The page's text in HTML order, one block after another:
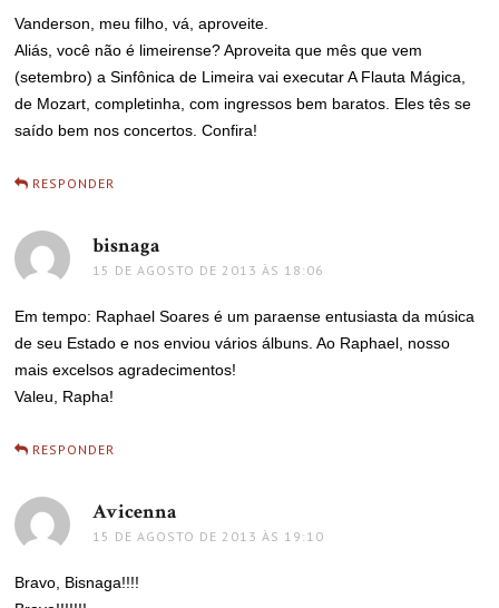
Vanderson, meu filho, vá, aproveite.
Aliás, você não é limeirense? Aproveita que mês que vem
(setembro) a Sinfônica de Limeira vai executar A Flauta Mágica,
de Mozart, completinha, com ingressos bem baratos. Eles tês se
saído bem nos concertos. Confira!
RESPONDER
bisnaga
15 DE AGOSTO DE 2013 ÀS 18:06
Em tempo: Raphael Soares é um paraense entusiasta da música
de seu Estado e nos enviou vários álbuns. Ao Raphael, nosso
mais excelsos agradecimentos!
Valeu, Rapha!
RESPONDER
Avicenna
15 DE AGOSTO DE 2013 ÀS 19:10
Bravo, Bisnaga!!!!